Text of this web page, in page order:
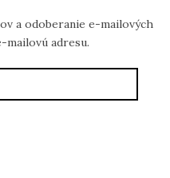
a odoberanie e-mailových
mailovú adresu.